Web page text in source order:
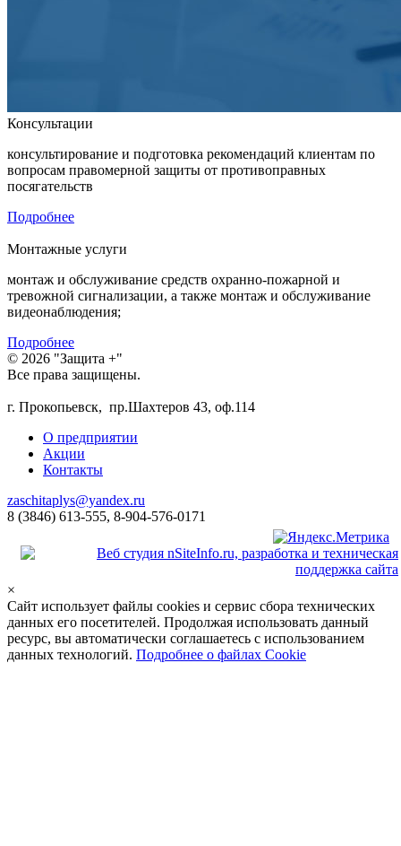
Консультации
консультирование и подготовка рекомендаций клиентам по
вопросам правомерной защиты от противоправных
посягательств
Подробнее
Монтажные услуги
монтаж и обслуживание средств охранно-пожарной и
тревожной сигнализации, а также монтаж и обслуживание
видеонаблюдения;
Подробнее
© 2026 "Защита +"
Все права защищены.
г. Прокопьевск, пр.Шахтеров 43, оф.114
О предприятии
Акции
Контакты
zaschitaplys@yandex.ru
8 (3846) 613-555, 8-904-576-0171
×
Сайт использует файлы cookies и сервис сбора технических
данных его посетителей. Продолжая использовать данный
ресурс, вы автоматически соглашаетесь с использованием
данных технологий. Подробнее о файлах Cookie